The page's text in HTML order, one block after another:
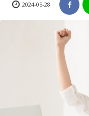
2024-05-28